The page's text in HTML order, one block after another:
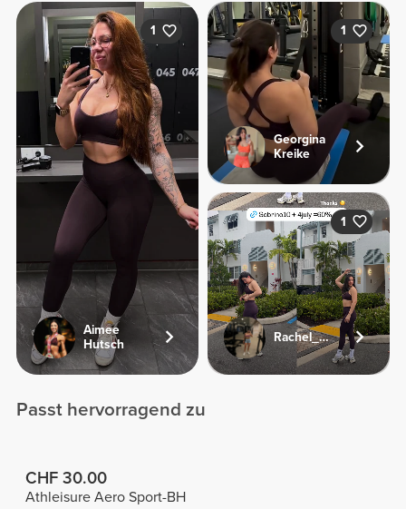
1
Aimee
Hutsch
1
Georgina
Kreike
1
Rachel_sj92
Passt hervorragend zu
CHF 30.00
Athleisure Aero Sport-BH